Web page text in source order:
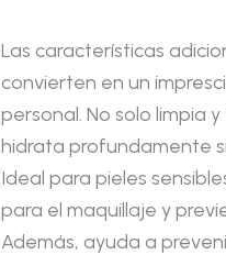
Las características
convierten en un
personal. No solo limpia
hidrata profundamente
Ideal para pieles
para el maquillaje y
Además, ayuda a